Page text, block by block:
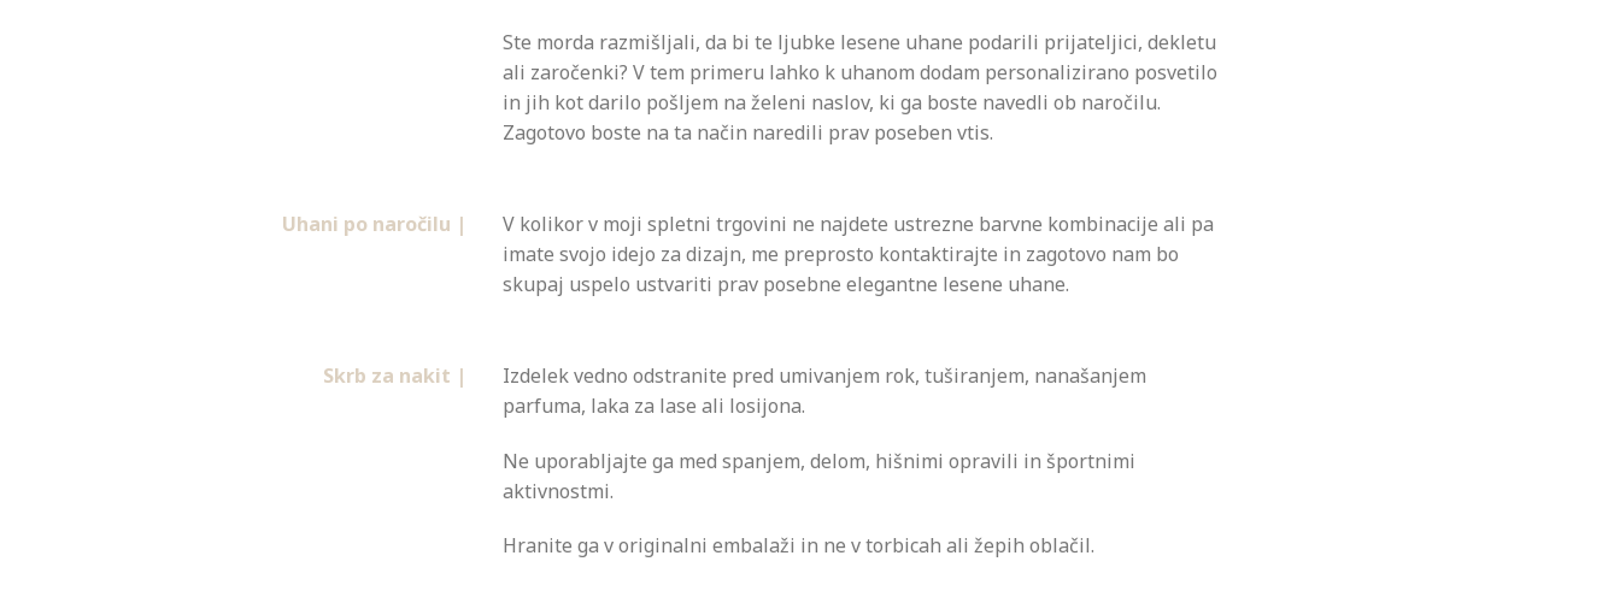
Ste morda razmišljali, da bi te ljubke lesene uhane podarili prijateljici, dekletu
ali zaročenki? V tem primeru lahko k uhanom dodam personalizirano posvetilo
in jih kot darilo pošljem na želeni naslov, ki ga boste navedli ob naročilu.
Zagotovo boste na ta način naredili prav poseben vtis.
Uhani po naročilu |
V kolikor v moji spletni trgovini ne najdete ustrezne barvne kombinacije ali pa
imate svojo idejo za dizajn, me preprosto kontaktirajte in zagotovo nam bo
skupaj uspelo ustvariti prav posebne elegantne lesene uhane.
Skrb za nakit |
Izdelek vedno odstranite pred umivanjem rok, tuširanjem, nanašanjem
parfuma, laka za lase ali losijona.
Ne uporabljajte ga med spanjem, delom, hišnimi opravili in športnimi
aktivnostmi.
Hranite ga v originalni embalaži in ne v torbicah ali žepih oblačil.